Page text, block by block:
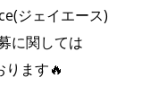
ジェイエース)
に関しては
ます🔥